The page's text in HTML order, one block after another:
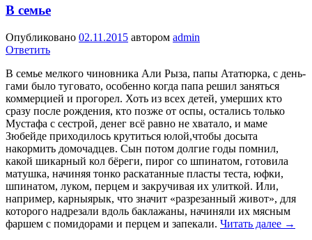
В семье
Опубликовано 02.11.2015 автором admin
Ответить
В семье мелкого чиновника Али Рыза, папы Ататюрка, с день­
гами было туговато, особенно когда папа решил заняться
коммерцией и прогорел. Хоть из всех детей, умерших кто
сразу после рождения, кто позже от оспы, остались только
Мустафа с сестрой, денег всё равно не хватало, и маме
Зюбейде прихо­дилось крутиться юлой,чтобы досыта
накормить домочадцев. Сын потом долгие годы помнил,
какой шикарный кол бёреги, пирог со шпинатом, готовила
матушка, начиняя тонко рас­катанные пласты теста, юфки,
шпинатом, луком, перцем и закручивая их улиткой. Или,
например, карныярык, что значит «разрезанный живот», для
которого надрезали вдоль баклажаны, начиняли их мяс­ным
фаршем с помидорами и перцем и запекали. Читать далее →